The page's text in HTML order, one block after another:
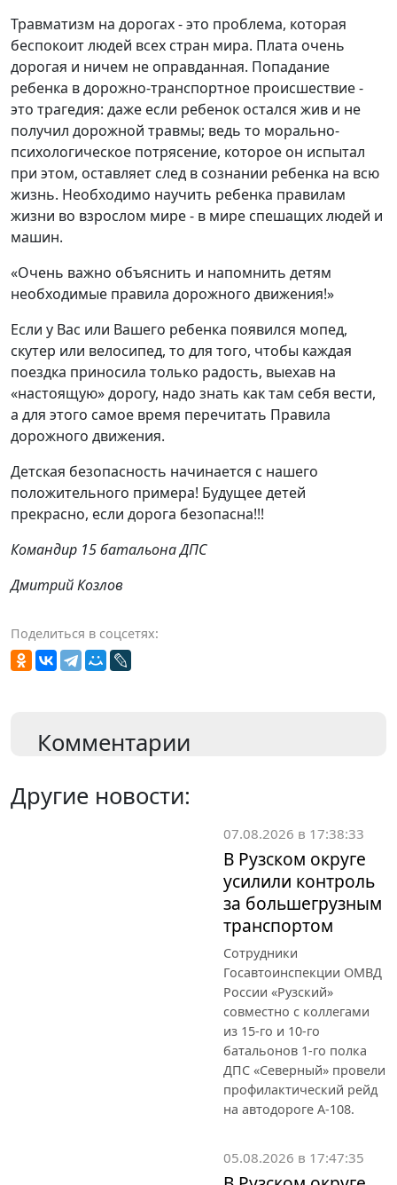
Травматизм на дорогах - это проблема, которая
беспокоит людей всех стран мира. Плата очень
дорогая и ничем не оправданная. Попадание
ребенка в дорожно-транспортное происшествие -
это трагедия: даже если ребенок остался жив и не
получил дорожной травмы; ведь то морально-
психологическое потрясение, которое он испытал
при этом, оставляет след в сознании ребенка на всю
жизнь. Необходимо научить ребенка правилам
жизни во взрослом мире - в мире спешащих людей и
машин.
«Очень важно объяснить и напомнить детям
необходимые правила дорожного движения!»
Если у Вас или Вашего ребенка появился мопед,
скутер или велосипед, то для того, чтобы каждая
поездка приносила только радость, выехав на
«настоящую» дорогу, надо знать как там себя вести,
а для этого самое время перечитать Правила
дорожного движения.
Детская безопасность начинается с нашего
положительного примера! Будущее детей
прекрасно, если дорога безопасна!!!
Командир 15 батальона ДПС
Дмитрий Козлов
Поделиться в соцсетях:
Комментарии
Другие новости:
07.08.2026 в 17:38:33
В Рузском округе
усилили контроль
за большегрузным
транспортом
Сотрудники
Госавтоинспекции ОМВД
России «Рузский»
совместно с коллегами
из 15-го и 10-го
батальонов 1-го полка
ДПС «Северный» провели
профилактический рейд
на автодороге А-108.
05.08.2026 в 17:47:35